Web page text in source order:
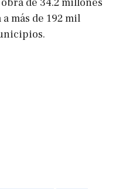
de 34.2 millones
más de 192 mil